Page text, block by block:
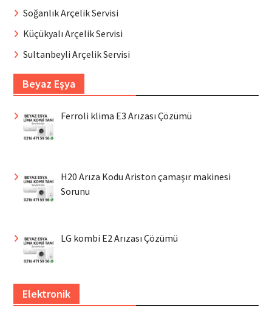
Soğanlık Arçelik Servisi
Küçükyalı Arçelik Servisi
Sultanbeyli Arçelik Servisi
Beyaz Eşya
Ferroli klima E3 Arızası Çözümü
H20 Arıza Kodu Ariston çamaşır makinesi
Sorunu
LG kombi E2 Arızası Çözümü
Elektronik